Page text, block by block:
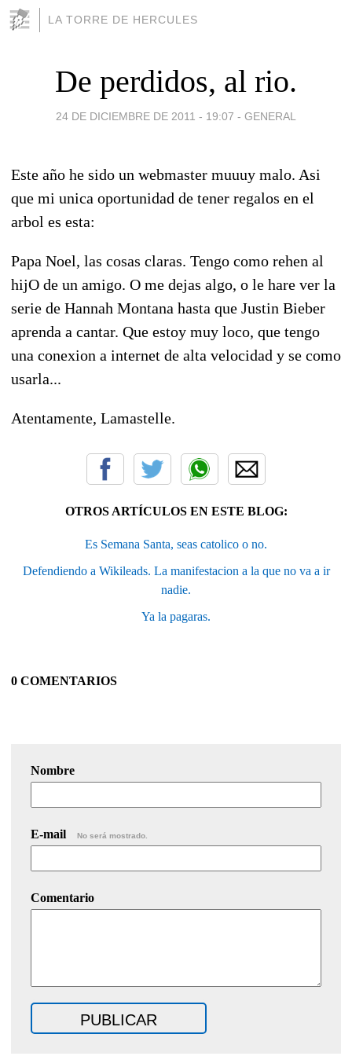
LA TORRE DE HERCULES
De perdidos, al rio.
24 DE DICIEMBRE DE 2011 - 19:07 - GENERAL
Este año he sido un webmaster muuuy malo. Asi
que mi unica oportunidad de tener regalos en el
arbol es esta:
Papa Noel, las cosas claras. Tengo como rehen al
hijO de un amigo. O me dejas algo, o le hare ver la
serie de Hannah Montana hasta que Justin Bieber
aprenda a cantar. Que estoy muy loco, que tengo
una conexion a internet de alta velocidad y se como
usarla...
Atentamente, Lamastelle.
OTROS ARTÍCULOS EN ESTE BLOG:
Es Semana Santa, seas catolico o no.
Defendiendo a Wikileads. La manifestacion a la que no va a ir
nadie.
Ya la pagaras.
0 COMENTARIOS
Nombre
E-mail No será mostrado.
Comentario